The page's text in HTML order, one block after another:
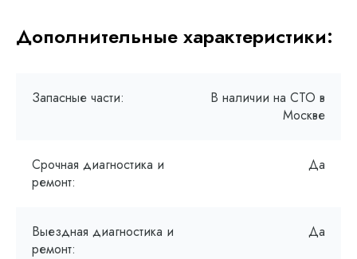
Дополнительные характеристики:
Запасные части:
В наличии на СТО в
Москве
Срочная диагностика и
ремонт:
Да
Выездная диагностика и
ремонт:
Да